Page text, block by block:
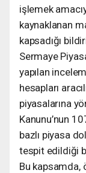
işlemek
kaynaklanan
kapsadığı
Sermaye
yapılan
hesapları
piyasalarına
Kanunu’nun
bazlı piyasa
tespit edildiği
Bu kapsamda,